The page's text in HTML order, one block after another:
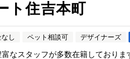
ト住吉本町
し ペット相談可 デザイナーズ
なスタッフが多数在籍しておりま